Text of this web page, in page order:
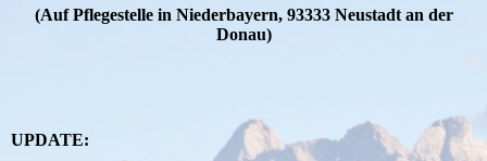
(Auf Pflegestelle in Niederbayern, 93333 Neustadt an der
Donau)
UPDATE: